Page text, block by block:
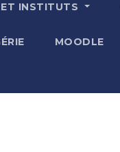
INSTITUTS
MOODLE